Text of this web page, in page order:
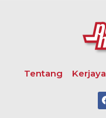
Tentang Kerjaya